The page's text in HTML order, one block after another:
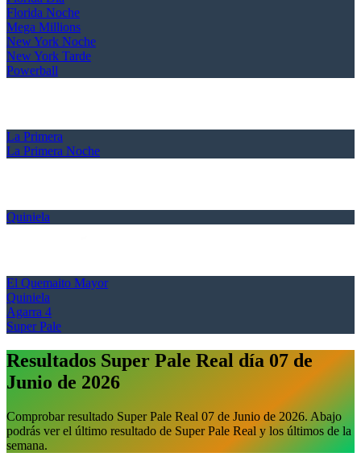
Florida Noche
Mega Millions
New York Noche
New York Tarde
Powerball
La Primera
La Primera Noche
Quiniela
El Quemaito Mayor
Quiniela
Agarra 4
Super Pale
Resultados Super Pale Real día 07 de
Junio de 2026
Comprobar resultado Super Pale Real 07 de Junio de 2026. Abajo
podrás ver el último resultado de Super Pale Real y los últimos de la
semana.